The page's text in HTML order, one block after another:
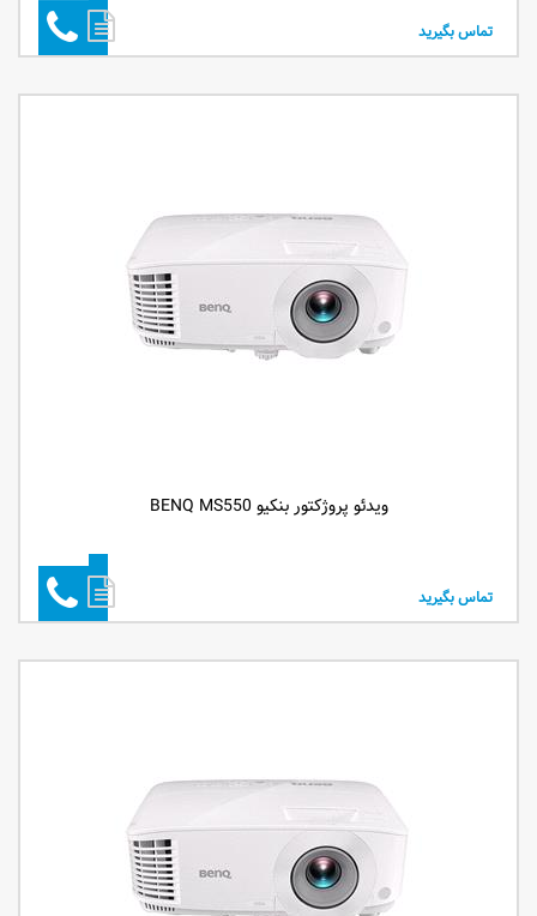
تماس بگیرید
ویدئو پروژکتور بنکیو BENQ MS550
تماس بگیرید